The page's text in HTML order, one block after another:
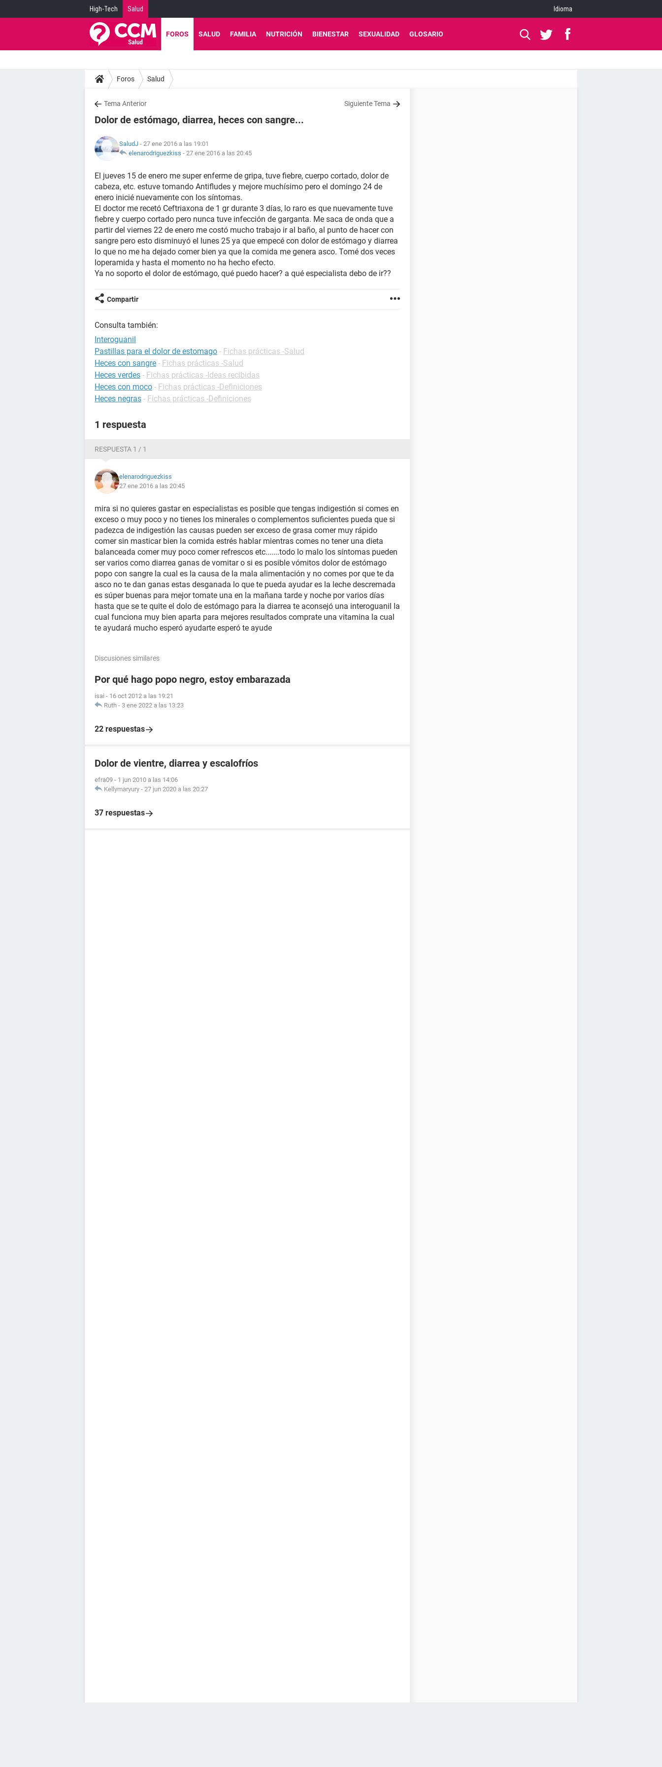
High-Tech Salud Idioma
FOROS SALUD FAMILIA NUTRICIÓN BIENESTAR SEXUALIDAD GLOSARIO
Foros Salud
Tema Anterior Siguiente Tema
Dolor de estómago, diarrea, heces con sangre...
SaludJ - 27 ene 2016 a las 19:01
elenarodriguezkiss - 27 ene 2016 a las 20:45
El jueves 15 de enero me super enferme de gripa, tuve fiebre, cuerpo cortado, dolor de
cabeza, etc. estuve tomando Antifludes y mejore muchísimo pero el domingo 24 de
enero inicié nuevamente con los síntomas.
El doctor me recetó Ceftriaxona de 1 gr durante 3 días, lo raro es que nuevamente tuve
fiebre y cuerpo cortado pero nunca tuve infección de garganta. Me saca de onda que a
partir del viernes 22 de enero me costó mucho trabajo ir al baño, al punto de hacer con
sangre pero esto disminuyó el lunes 25 ya que empecé con dolor de estómago y diarrea
lo que no me ha dejado comer bien ya que la comida me genera asco. Tomé dos veces
loperamida y hasta el momento no ha hecho efecto.
Ya no soporto el dolor de estómago, qué puedo hacer? a qué especialista debo de ir??
Compartir
Consulta también:
Interoguanil
Pastillas para el dolor de estomago - Fichas prácticas -Salud
Heces con sangre - Fichas prácticas -Salud
Heces verdes - Fichas prácticas -Ideas recibidas
Heces con moco - Fichas prácticas -Definiciones
Heces negras - Fichas prácticas -Definiciones
1 respuesta
RESPUESTA 1 / 1
elenarodriguezkiss
27 ene 2016 a las 20:45
mira si no quieres gastar en especialistas es posible que tengas indigestión si comes en
exceso o muy poco y no tienes los minerales o complementos suficientes pueda que si
padezca de indigestión las causas pueden ser exceso de grasa comer muy rápido
comer sin masticar bien la comida estrés hablar mientras comes no tener una dieta
balanceada comer muy poco comer refrescos etc.......todo lo malo los síntomas pueden
ser varios como diarrea ganas de vomitar o si es posible vómitos dolor de estómago
popo con sangre la cual es la causa de la mala alimentación y no comes por que te da
asco no te dan ganas estas desganada lo que te pueda ayudar es la leche descremada
es súper buenas para mejor tomate una en la mañana tarde y noche por varios días
hasta que se te quite el dolo de estómago para la diarrea te aconsejó una interoguanil la
cual funciona muy bien aparta para mejores resultados comprate una vitamina la cual
te ayudará mucho esperó ayudarte esperó te ayude
Discusiones similares
Por qué hago popo negro, estoy embarazada
isai - 16 oct 2012 a las 19:21
Ruth - 3 ene 2022 a las 13:23
22 respuestas
Dolor de vientre, diarrea y escalofríos
efra09 - 1 jun 2010 a las 14:06
Kellymaryury - 27 jun 2020 a las 20:27
37 respuestas